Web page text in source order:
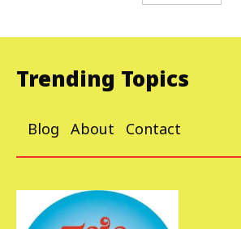
Trending Topics
Blog About Contact